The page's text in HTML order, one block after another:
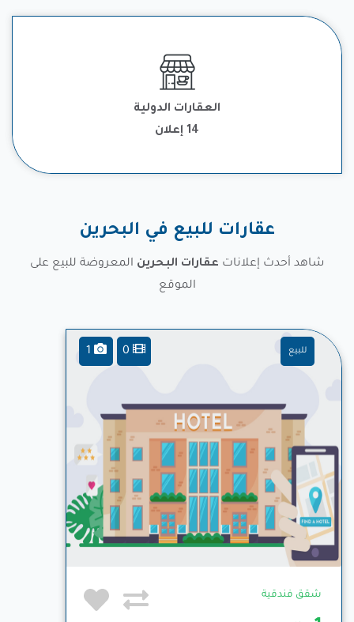
العقارات الدولية
14 إعلان
تفقد قوائم العقارات الدولية المعروضة للبيع أو الإيجار والاستثمار خارج
واعدة للاستثمار
عقارات للبيع في البحرين
شاهد أحدث إعلانات عقارات البحرين المعروضة للبيع على
الموقع
للبيع
شقق فندقية